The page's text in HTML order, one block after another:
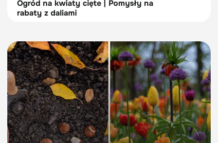
Ogród na kwiaty cięte | Pomysły na
rabaty z daliami